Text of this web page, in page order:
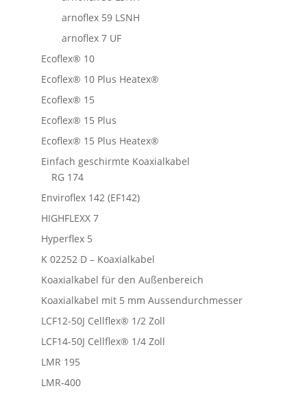
arnoflex 59 LSNH
arnoflex 7 UF
Ecoflex® 10
Ecoflex® 10 Plus Heatex®
Ecoflex® 15
Ecoflex® 15 Plus
Ecoflex® 15 Plus Heatex®
Einfach geschirmte Koaxialkabel
RG 174
Enviroflex 142 (EF142)
HIGHFLEXX 7
Hyperflex 5
K 02252 D – Koaxialkabel
Koaxialkabel für den Außenbereich
Koaxialkabel mit 5 mm Aussendurchmesser
LCF12-50J Cellflex® 1/2 Zoll
LCF14-50J Cellflex® 1/4 Zoll
LMR 195
LMR-400